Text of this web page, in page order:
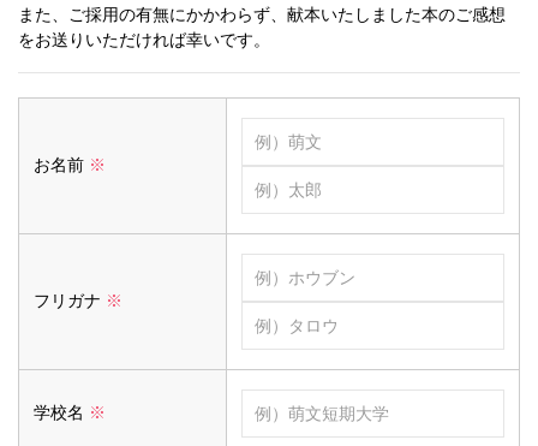
また、ご採用の有無にかかわらず、献本いたしました本のご感想
をお送りいただければ幸いです。
お名前 ※
フリガナ ※
学校名 ※